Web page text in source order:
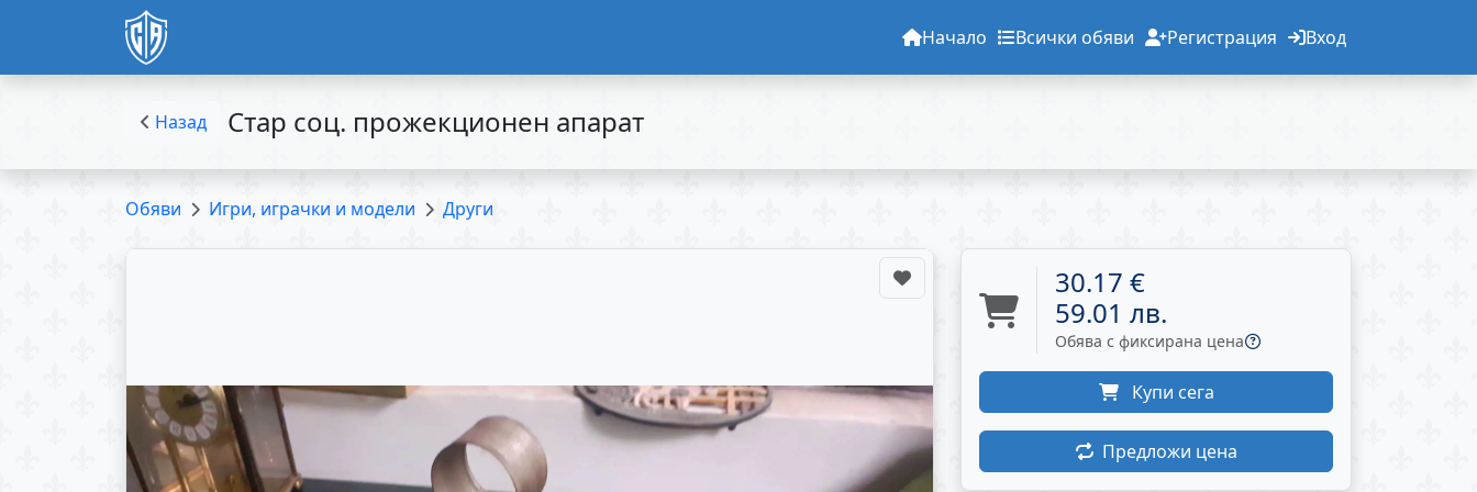
Начало Всички обяви Регистрация Вход
Назад Стар соц. прожекционен апарат
Обяви Игри, играчки и модели Други
30.17 €
59.01 лв.
Обява с фиксирана цена
Купи сега
Предложи цена